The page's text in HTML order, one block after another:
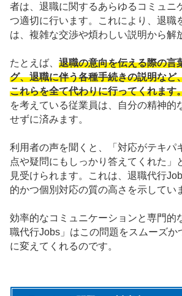
者は、退職に関するあらゆるコミュニ
つ適切に行います。これにより、退職
は、複雑な交渉や煩わしい説明から解
たとえば、 退職の意向を伝える際の言
グ、退職に伴う各種手続きの説明など
これらを全て代わりに行ってくれます
を考えている従業員は、自分の精神的
せずに済みます。
利用者の声を聞くと、「対応がテキパ
点や疑問にもしっかり答えてくれた」
見受けられます。これは、退職代行
的かつ個別対応の質の高さを示してい
効率的なコミュニケーションと専門的
職代行Jobs」はこの問題をスムーズか
に変えてくれるのです。